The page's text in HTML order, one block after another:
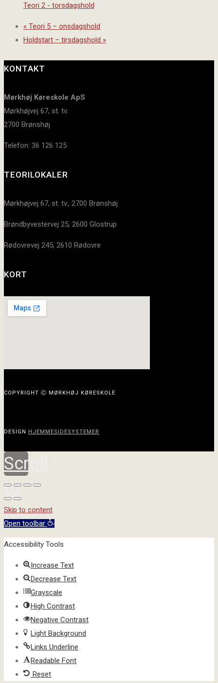
Teori 2 - torsdagshold
« Teori 5 – onsdagshold
Holdstart – tirsdagshold »
KONTAKT
Mørkhøj Køreskole ApS
Mørkhøjvej 67, st. tv.
2700 Brønshøj
Telefon: 36 126 125
TEORILOKALER
Mørkhøjvej 67, st. tv., 2700 Brønshøj
Brøndbyvestervej 25, 2600 Glostrup
Rødovrevej 245, 2610 Rødovre
KORT
COPYRIGHT Ⓒ MØRKHØJ KØRESKOLE
DESIGN HJEMMESIDESYSTEMER
Scroll
to
top
Skip to content
Open toolbar
Accessibility Tools
Increase Text
Decrease Text
Grayscale
High Contrast
Negative Contrast
Light Background
Links Underline
Readable Font
Reset